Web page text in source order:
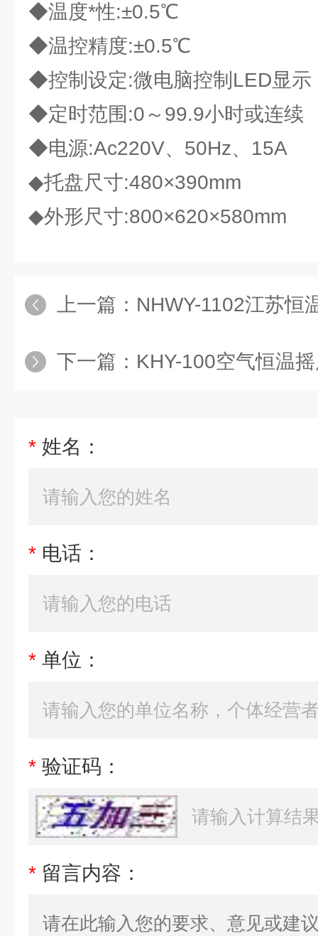
◆温度*性:±0.5℃
◆温控精度:±0.5℃
◆控制设定:微电脑控制LED显示
◆定时范围:0～99.9小时或连续
◆电源:Ac220V、50Hz、15A
◆托盘尺寸:480×390mm
◆外形尺寸:800×620×580mm
上一篇： NHWY-1102江苏恒
下一篇： KHY-100空气恒温
* 姓名：
* 电话：
* 单位：
* 验证码：
* 留言内容：